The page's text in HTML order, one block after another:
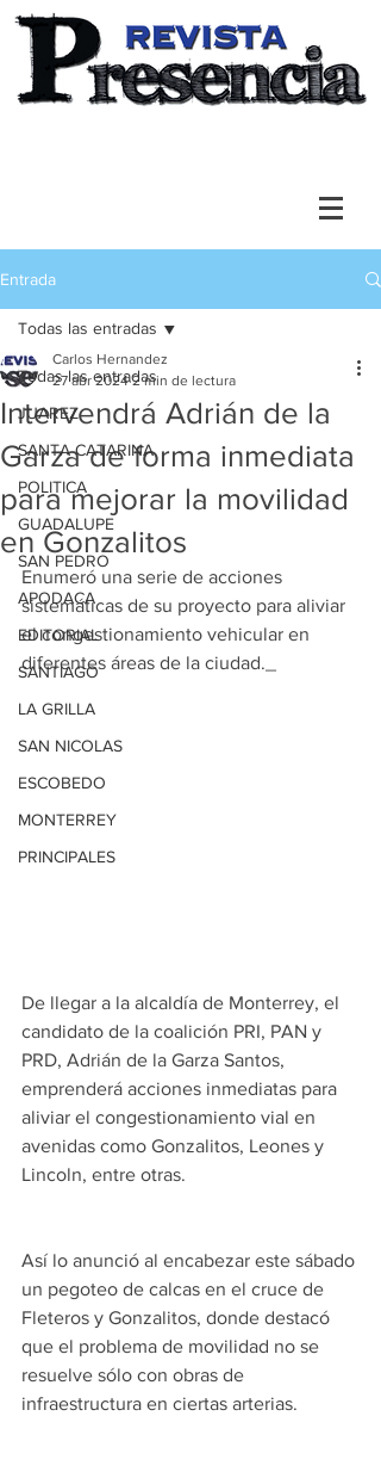
Entrada
Todas las entradas
JUAREZ
SANTA CATARINA
POLITICA
GUADALUPE
SAN PEDRO
APODACA
EDITORIAL
SANTIAGO
LA GRILLA
SAN NICOLAS
ESCOBEDO
MONTERREY
PRINCIPALES
Todas las entradas
Intervendrá Adrián de la
Garza de forma inmediata
para mejorar la movilidad
en Gonzalitos
Carlos Hernandez
27 abr 2024 2 min de lectura
Enumeró una serie de acciones
sistemáticas de su proyecto para aliviar
el congestionamiento vehicular en
diferentes áreas de la ciudad._
De llegar a la alcaldía de Monterrey, el
candidato de la coalición PRI, PAN y
PRD, Adrián de la Garza Santos,
emprenderá acciones inmediatas para
aliviar el congestionamiento vial en
avenidas como Gonzalitos, Leones y
Lincoln, entre otras.
Así lo anunció al encabezar este sábado
un pegoteo de calcas en el cruce de
Fleteros y Gonzalitos, donde destacó
que el problema de movilidad no se
resuelve sólo con obras de
infraestructura en ciertas arterias.